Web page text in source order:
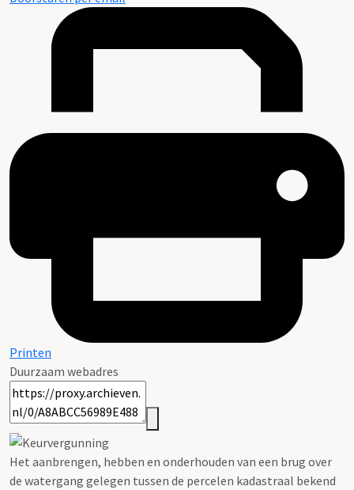
Printen
Duurzaam webadres
Het aanbrengen, hebben en onderhouden van een brug over
de watergang gelegen tussen de percelen kadastraal bekend